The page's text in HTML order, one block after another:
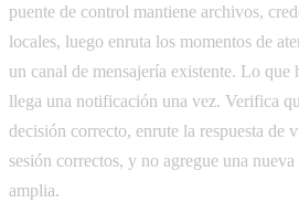
puente de control mantiene archivos,
locales, luego enruta los momentos de
un canal de mensajería existente. Lo que
llega una notificación una vez. Verifica
decisión correcto, enrute la respuesta de
sesión correctos, y no agregue una
amplia.